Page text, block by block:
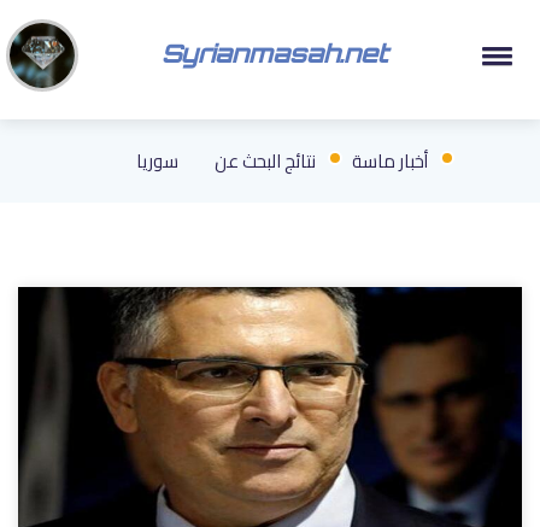
Syrianmasah.net
أخبار ماسة نتائج البحث عن سوريا